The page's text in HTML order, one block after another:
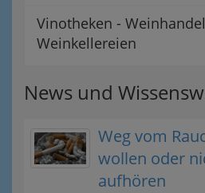
Vinotheken -
Weinkellereien
News und
Weg vom
wollen oder
aufhören